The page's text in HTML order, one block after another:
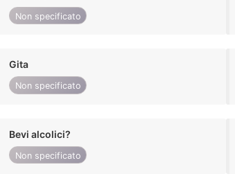
Non specificato
Gita
Non specificato
Bevi alcolici?
Non specificato